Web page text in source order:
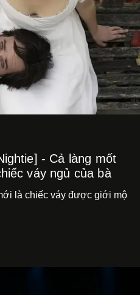
- Cả làng mốt
váy ngủ của bà
là chiếc váy được giới mộ